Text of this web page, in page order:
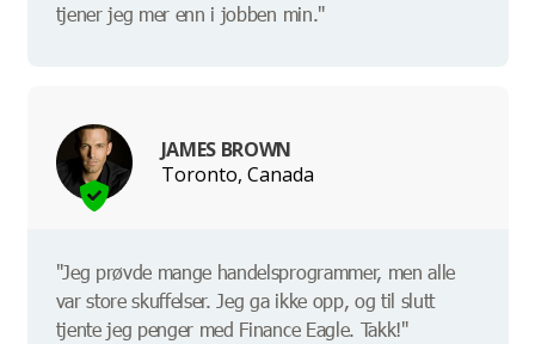
tjener jeg mer enn i jobben min."
JAMES BROWN
Toronto, Canada
"Jeg prøvde mange handelsprogrammer, men alle
var store skuffelser. Jeg ga ikke opp, og til slutt
tjente jeg penger med Finance Eagle. Takk!"